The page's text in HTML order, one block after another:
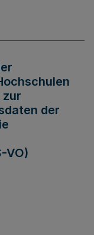
zur
der
VO)